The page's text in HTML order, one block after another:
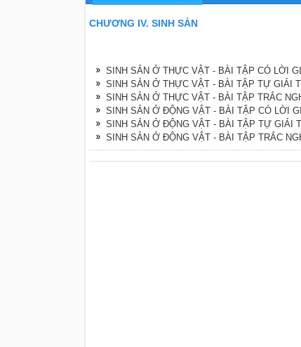
CHƯƠNG IV. SINH SẢN
SINH SẢN Ở THỰC VẬT - BÀI TẬP CÓ LỜI
SINH SẢN Ở THỰC VẬT - BÀI TẬP TỰ GIẢI
SINH SẢN Ở THỰC VẬT - BÀI TẬP TRẮC
SINH SẢN Ở ĐỘNG VẬT - BÀI TẬP CÓ LỜI
SINH SẢN Ở ĐỘNG VẬT - BÀI TẬP TỰ GIẢI
SINH SẢN Ở ĐỘNG VẬT - BÀI TẬP TRẮC